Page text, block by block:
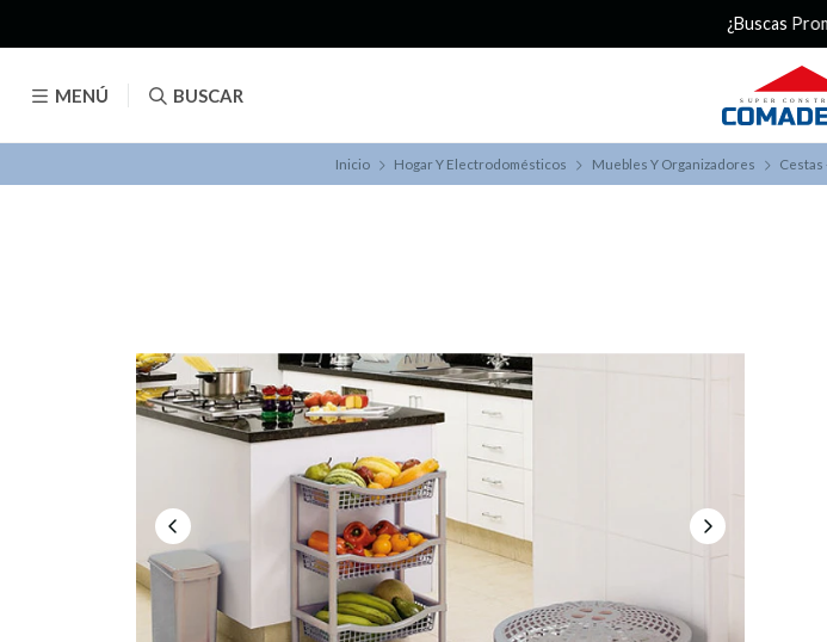
MENÚ BUSCAR
¿Buscas Promociones?
Inicio Hogar Y Electrodomésticos Muebles Y Organizadores Cestas